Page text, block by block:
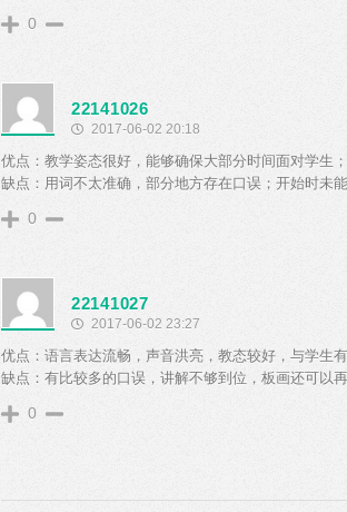
0
22141026
2017-06-02 20:18
优点：教学姿态很好，能够确保大部分时间面对学生
缺点：用词不太准确，部分地方存在口误；开始时未
0
22141027
2017-06-02 23:27
优点：语言表达流畅，声音洪亮，教态较好，与学生有
缺点：有比较多的口误，讲解不够到位，板画还可以再
0